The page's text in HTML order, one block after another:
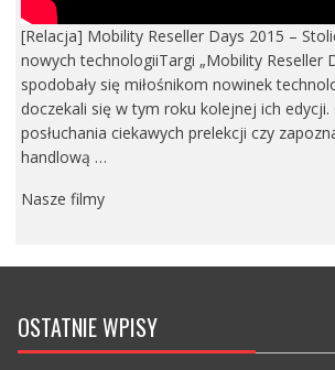
[Relacja] Mobility Reseller Days 2015 –
nowych technologiiTargi „Mobility Reseller
spodobały się miłośnikom nowinek
doczekali się w tym roku kolejnej ich edycji.
posłuchania ciekawych prelekcji czy
handlową …
Nasze filmy
OSTATNIE WPISY